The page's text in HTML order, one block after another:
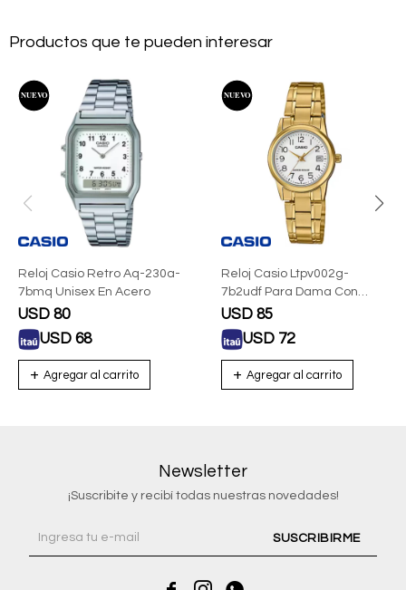
Productos que te pueden interesar
Reloj Casio Retro Aq-230a-
7bmq Unisex En Acero
USD 80
USD 68
Reloj Casio Ltpv002g-
7b2udf Para Dama Con
Correa De Acero
USD 85
USD 72
Newsletter
¡Suscribite y recibí todas nuestras novedades!
SUSCRIBIRME